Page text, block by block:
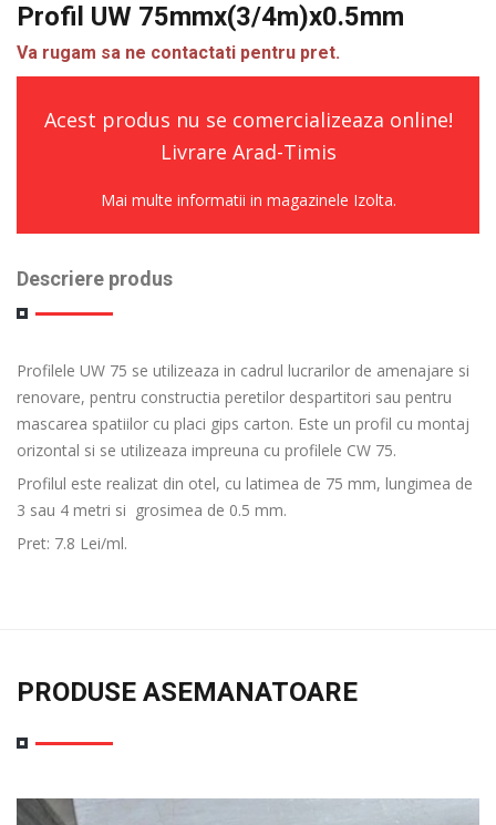
Profil UW 75mmx(3/4m)x0.5mm
Va rugam sa ne contactati pentru pret.
Acest produs nu se comercializeaza online!
Livrare Arad-Timis
Mai multe informatii in magazinele Izolta.
Descriere produs
Profilele UW 75 se utilizeaza in cadrul lucrarilor de amenajare si
renovare, pentru constructia peretilor despartitori sau pentru
mascarea spatiilor cu placi gips carton. Este un profil cu montaj
orizontal si se utilizeaza impreuna cu profilele CW 75.
Profilul este realizat din otel, cu latimea de 75 mm, lungimea de
3 sau 4 metri si grosimea de 0.5 mm.
Pret: 7.8 Lei/ml.
PRODUSE ASEMANATOARE